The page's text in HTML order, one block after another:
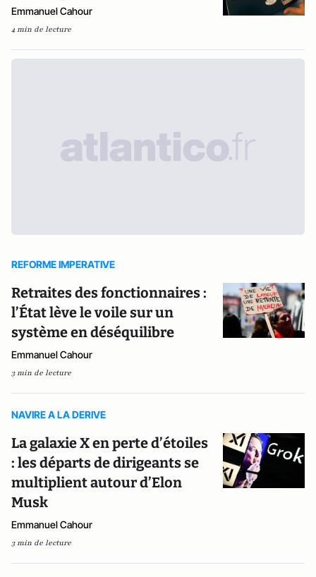
Emmanuel Cahour
4 min de lecture
REFORME IMPERATIVE
Retraites des fonctionnaires :
l’État lève le voile sur un
système en déséquilibre
Emmanuel Cahour
3 min de lecture
NAVIRE A LA DERIVE
La galaxie X en perte d’étoiles
: les départs de dirigeants se
multiplient autour d’Elon
Musk
Emmanuel Cahour
3 min de lecture